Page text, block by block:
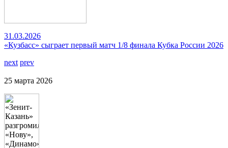
31.03.2026
«Кузбасс» сыграет первый матч 1/8 финала Кубка России 2026
next prev
25 марта 2026